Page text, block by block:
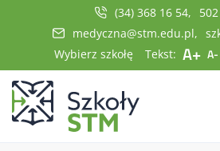
(34) 368 16 54
medyczna@stm.edu.pl
Wybierz szkołę
Tekst: A+ A-